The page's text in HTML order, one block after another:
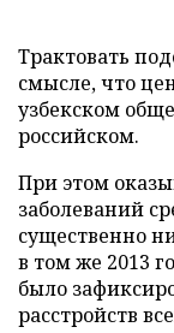
Трактовать
смысле, что
узбекском
российском.
При этом
заболеваний
существенно
в том же 2013
было
расстройств